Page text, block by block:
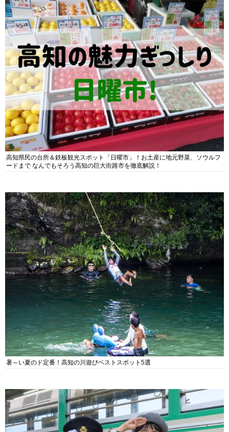
高知県民の台所＆鉄板観光スポット「日曜市」！お土産に地元野菜、ソウルフ
ードまで なんでもそろう高知の巨大街路市を徹底解説！
暑～い夏のド定番！高知の川遊びベストスポット5選